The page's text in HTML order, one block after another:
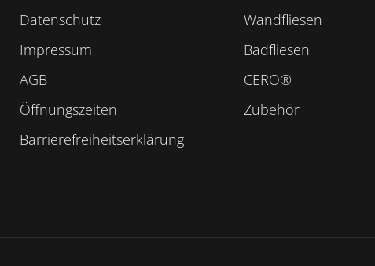
Datenschutz
Impressum
AGB
Öffnungszeiten
Barrierefreiheitserklärung
Wandfliesen
Badfliesen
CERO®
Zubehör